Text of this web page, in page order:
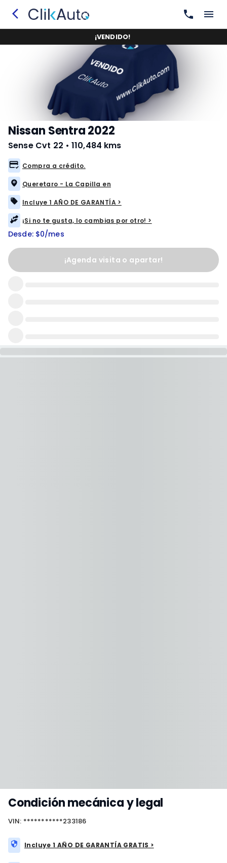
Condición mecánica y legal
VIN: ***********233186
Incluye 1 AÑO DE GARANTÍA GRATIS >
¡VENDIDO!
Nissan Sentra 2022
Sense Cvt 22 • 110,484 kms
Compra a crédito.
Queretaro - La Capilla en
Incluye 1 AÑO DE GARANTÍA >
¡Si no te gusta, lo cambias por otro! >
Desde: $0/mes
¡Agenda visita o apartar!